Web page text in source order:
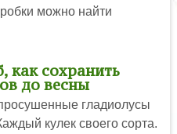
можно найти
как сохранить
до весны
гладиолусы
кулек своего сорта.